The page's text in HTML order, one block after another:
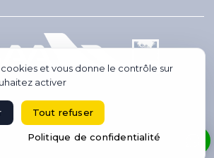
RÉSERVER UN VOL
© IBC AVIATION. Tous droits réservés.
voyage de groupe en avion, conciergerie haut
et vous donne le contrôle sur
activer
Tout refuser
Politique de confidentialité